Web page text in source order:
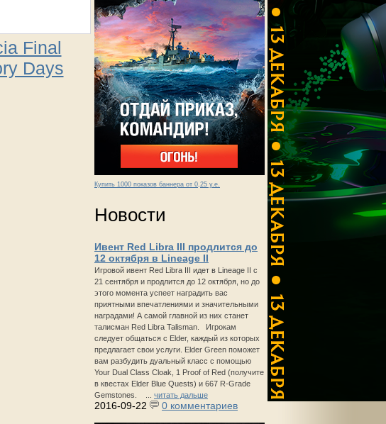
Купить 1000 показов баннера от 0,25 у.е.
Новости
Ивент Red Libra III продлится до
12 октября в Lineage II
Игровой ивент Red Libra III идет в Lineage II с
21 сентября и продлится до 12 октября, но до
этого момента успеет наградить вас
приятными впечатлениями и значительными
наградами! А самой главной из них станет
талисман Red Libra Talisman. Игрокам
следует общаться с Elder, каждый из которых
предлагает свои услуги. Elder Green поможет
вам разбудить дуальный класс с помощью
Your Dual Class Cloak, 1 Proof of Red (получите
в квестах Elder Blue Quests) и 667 R-Grade
Gemstones. ... читать дальше
2016-09-22 0 комментариев
Final
Days